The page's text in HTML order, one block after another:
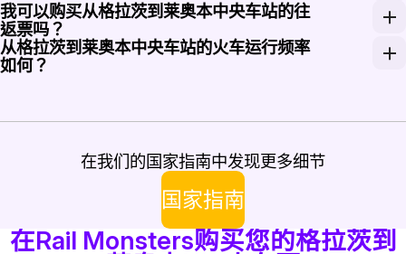
从格拉茨到勒奥本中央站的火车票价在15欧元到18欧元
我可以购买从格拉茨到莱奥本中央车站的往
返票吗？
是的，您可以购买从格拉茨到莱奥本中央车站的往返票
从格拉茨到莱奥本中央车站的火车运行频率
如何？
在我们的国家指南中发现更多细节
国家指南
在Rail Monsters购买您的格拉茨到